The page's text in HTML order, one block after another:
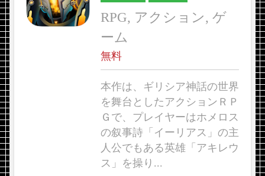
RPG, アクション, ゲ
ーム
無料
本作は、ギリシア神話の世界
を舞台としたアクションＲＰ
Ｇで、プレイヤーはホメロス
の叙事詩「イーリアス」の主
人公でもある英雄「アキレウ
ス」を操り...